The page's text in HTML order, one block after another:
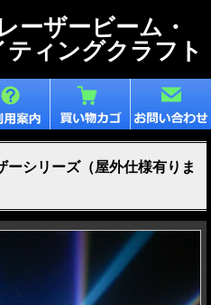
ーザービーム・
ィングクラフト
ーシリーズ（屋外仕様有りま